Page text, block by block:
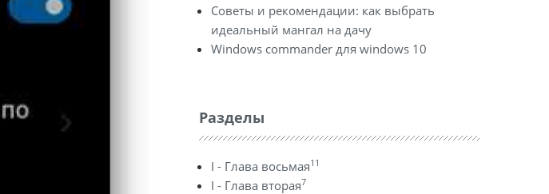
Советы и рекомендации: как выбрать
идеальный мангал на дачу
Windows commander для windows 10
Разделы
I - Глава восьмая11
I - Глава вторая7